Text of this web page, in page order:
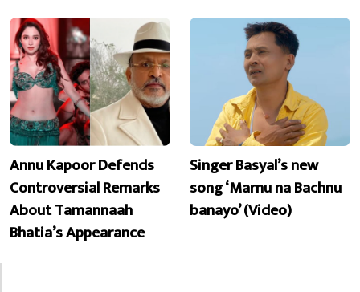
Annu Kapoor Defends
Controversial Remarks
About Tamannaah
Bhatia’s Appearance
Singer Basyal’s new
song ‘Marnu na Bachnu
banayo’ (Video)